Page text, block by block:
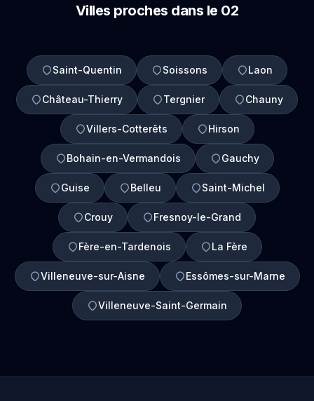
Villes proches dans le 02
Saint-Quentin Soissons Laon
Château-Thierry Tergnier Chauny
Villers-Cotterêts Hirson
Bohain-en-Vermandois Gauchy
Guise Belleu Saint-Michel
Crouy Fresnoy-le-Grand
Fère-en-Tardenois La Fère
Villeneuve-sur-Aisne Essômes-sur-Marne
Villeneuve-Saint-Germain